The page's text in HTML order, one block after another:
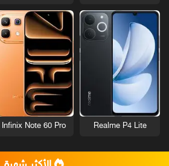
Realme P4 Lite
Infinix Note 60 Pro